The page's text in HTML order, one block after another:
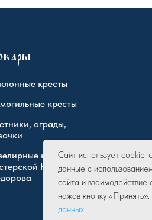
Сайт использует
данные с
сайта и
нажав кнопку
данных.
кресты
кресты
ограды,
кресты
Юрия